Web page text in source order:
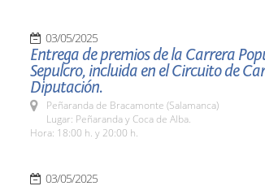
03/05/2025
Entrega de premios de la Carrera
Sepulcro, incluida en el Circuito de
Diputación.
Peñaranda de Bracamonte (Salamanca)
Lugar: Peñaranda y Coca de Alba.
Hora: 18:00 h. y 20:00 h.
03/05/2025